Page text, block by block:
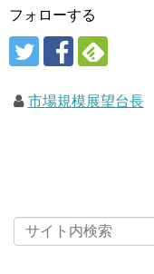
フォローする
市場規模展望台長